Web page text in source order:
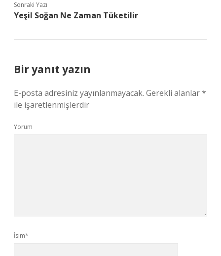
Sonraki Yazı
Yeşil Soğan Ne Zaman Tüketilir
Bir yanıt yazın
E-posta adresiniz yayınlanmayacak. Gerekli alanlar*
ile işaretlenmişlerdir
Yorum
İsim*